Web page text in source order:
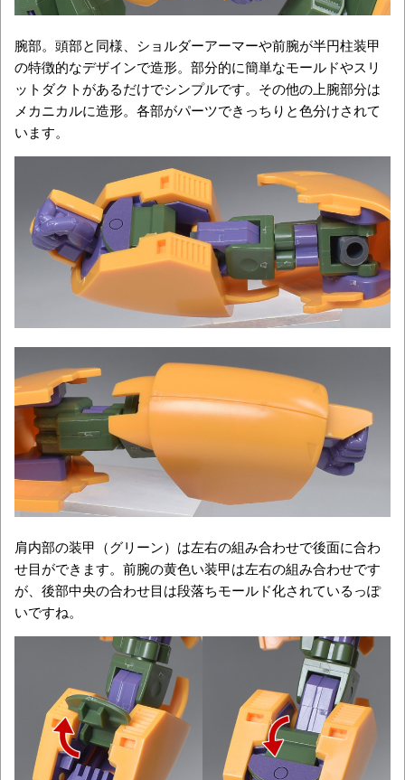
腕部。頭部と同様、ショルダーアーマーや前腕が半円柱装甲
の特徴的なデザインで造形。部分的に簡単なモールドやスリ
ットダクトがあるだけでシンプルです。その他の上腕部分は
メカニカルに造形。各部がパーツできっちりと色分けされて
います。
肩内部の装甲（グリーン）は左右の組み合わせで後面に合わ
せ目ができます。前腕の黄色い装甲は左右の組み合わせです
が、後部中央の合わせ目は段落ちモールド化されているっぽ
いですね。